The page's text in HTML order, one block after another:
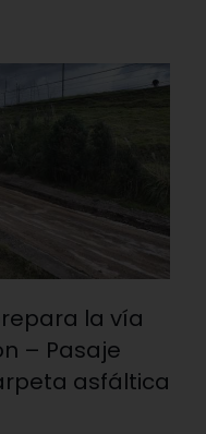
la vía
– Pasaje
asfáltica